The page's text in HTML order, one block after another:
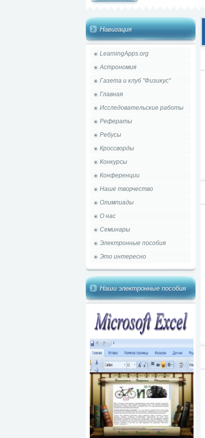
Навигация
LearningApps.org
Астрономия
Газета и клуб "Физикус"
Главная
Исследовательские работы
Рефераты
Ребусы
Кроссворды
Конкурсы
Конференции
Наше творчество
Олимпиады
О нас
Семинары
Электронные пособия
Это интересно
Наши электронные пособия